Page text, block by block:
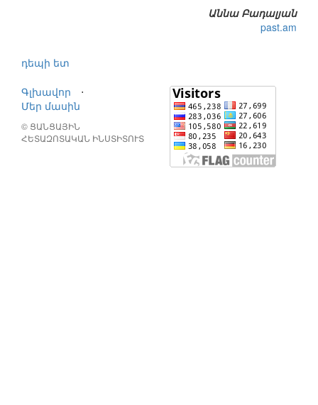
Աննա Բադալյան
past.am
դեպի ետ
Գլխավոր
⋅
Մեր մասին
© ՑԱՆՑԱՅԻՆ
ՀԵՏԱԶՈՏԱԿԱՆ ԻՆՍՏԻՏՈՒՏ